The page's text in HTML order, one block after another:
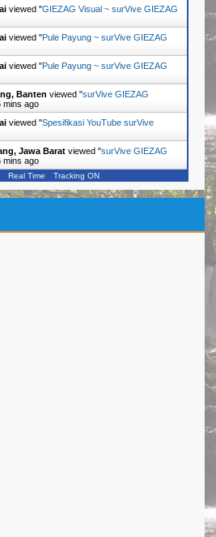
viewed "GIEZAG Visual ~ surVive GIEZAG
viewed "Pule Payung ~ surVive GIEZAG
viewed "Pule Payung ~ surVive GIEZAG
Banten viewed "surVive GIEZAG
mins ago
viewed "Spesifikasi YouTube surVive
Jawa Barat viewed "surVive GIEZAG
mins ago
Real Time Tracking ON